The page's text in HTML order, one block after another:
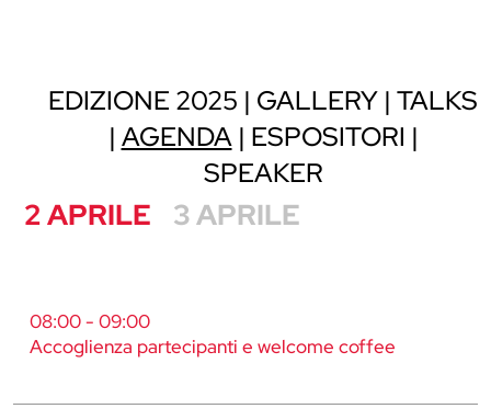
EDIZIONE 2025 GALLERY TALKS
AGENDA ESPOSITORI
SPEAKER
2 APRILE 3 APRILE
08:00 - 09:00
Accoglienza partecipanti e welcome coffee